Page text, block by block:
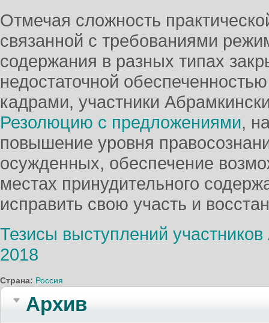
Отмечая сложность
связанной с требованиями
содержания в разных типах
недостаточной
кадрами, участники
Резолюцию с предложениями,
повышение уровня
осужденных, обеспечение
местах принудительного
исправить свою участь и
Тезисы выступлений
2018
Страна: Россия
Архив